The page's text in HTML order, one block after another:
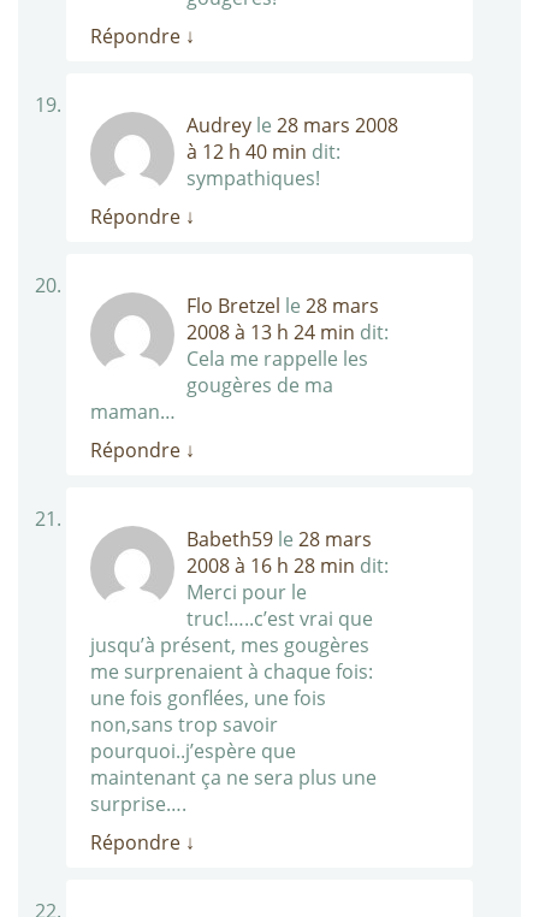
Répondre ↓
Audrey le 28 mars 2008
à 12 h 40 min dit:
sympathiques!
Répondre ↓
Flo Bretzel le 28 mars
2008 à 13 h 24 min dit:
Cela me rappelle les
gougères de ma
maman…
Répondre ↓
Babeth59 le 28 mars
2008 à 16 h 28 min dit:
Merci pour le
truc!…..c’est vrai que
jusqu’à présent, mes gougères
me surprenaient à chaque fois:
une fois gonflées, une fois
non,sans trop savoir
pourquoi..j’espère que
maintenant ça ne sera plus une
surprise….
Répondre ↓